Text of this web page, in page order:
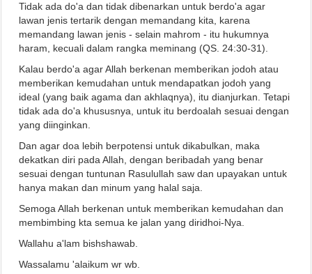
Tidak ada do'a dan tidak dibenarkan untuk berdo'a agar
lawan jenis tertarik dengan memandang kita, karena
memandang lawan jenis - selain mahrom - itu hukumnya
haram, kecuali dalam rangka meminang (QS. 24:30-31).
Kalau berdo'a agar Allah berkenan memberikan jodoh atau
memberikan kemudahan untuk mendapatkan jodoh yang
ideal (yang baik agama dan akhlaqnya), itu dianjurkan. Tetapi
tidak ada do'a khususnya, untuk itu berdoalah sesuai dengan
yang diinginkan.
Dan agar doa lebih berpotensi untuk dikabulkan, maka
dekatkan diri pada Allah, dengan beribadah yang benar
sesuai dengan tuntunan Rasulullah saw dan upayakan untuk
hanya makan dan minum yang halal saja.
Semoga Allah berkenan untuk memberikan kemudahan dan
membimbing kta semua ke jalan yang diridhoi-Nya.
Wallahu a'lam bishshawab.
Wassalamu 'alaikum wr wb.